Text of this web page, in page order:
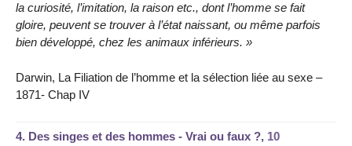
la curiosité, l’imitation, la raison etc., dont l’homme se fait
gloire, peuvent se trouver à l’état naissant, ou même parfois
bien développé, chez les animaux inférieurs. »
Darwin, La Filiation de l’homme et la sélection liée au sexe –
1871- Chap IV
4. Des singes et des hommes - Vrai ou faux ?, 10